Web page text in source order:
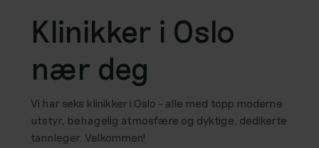
Klinikker i Oslo
nær deg
Vi har seks klinikker i Oslo - alle med topp moderne
utstyr, behagelig atmosfære og dyktige, dedikerte
tannleger. Velkommen!